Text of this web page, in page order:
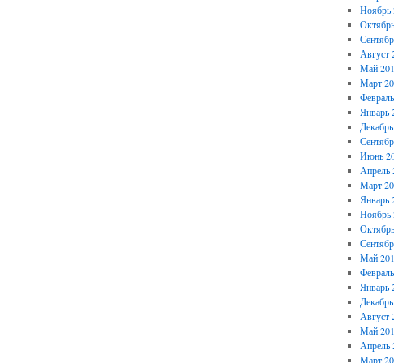
Ноябрь
Август
Май
Март
Январь
Июнь
Апрель
Март
Январь
Ноябрь
Май
Январь
Август
Май
Апрель
Март